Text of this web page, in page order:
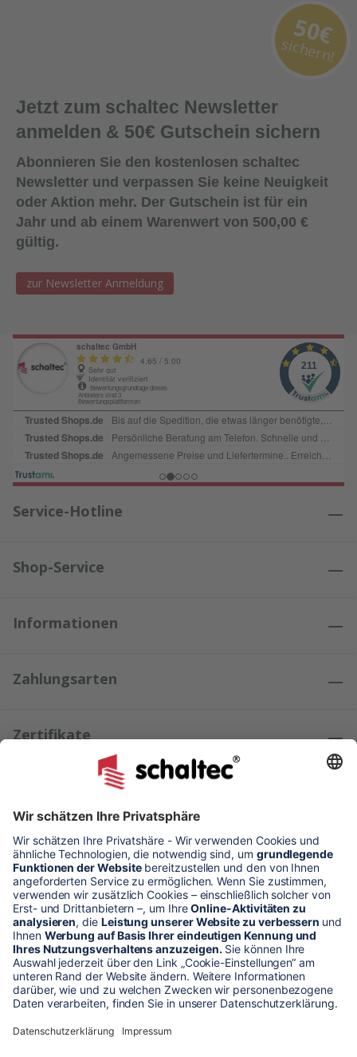
Jetzt zum schaltec Newsletter
anmelden & 50€ Gutschein sichern
Abonnieren Sie den kostenlosen schaltec
Newsletter und verpassen Sie keine Neuigkeit
oder Aktion mehr. Der Gutschein ist für ein
Jahr und ab einem Warenwert von 500,00 €
gültig.
zur Newsletter Anmeldung
50€
sichern!
Service-Hotline
Shop-Service
Informationen
Zahlungsarten
Zertifikate
Kundenmeinungen
* Alle Preise verstehen sich zzgl. Mehrwertsteuer und Versandkosten
Unser Shop-Angebot richtet sich nur an gewerbliche
** LP = Listenneupreis (netto) des Herstellers